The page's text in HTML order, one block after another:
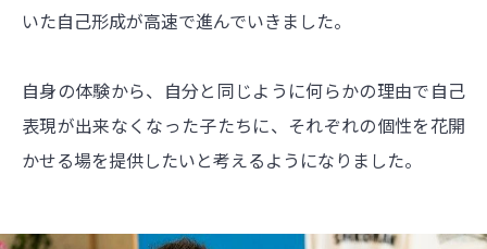
いた自己形成が高速で進んでいきました。
自身の体験から、自分と同じように何らかの理由で自己
表現が出来なくなった子たちに、それぞれの個性を花開
かせる場を提供したいと考えるようになりました。